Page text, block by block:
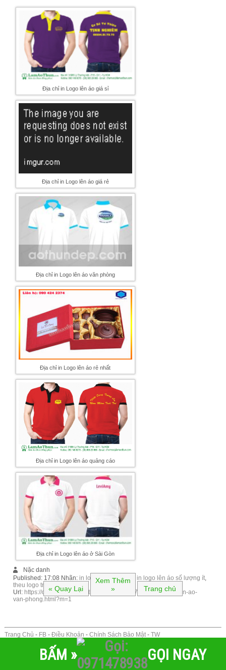
Địa chỉ in Logo lên áo giá sỉ
Địa chỉ in Logo lên áo giá rẻ
Địa chỉ in Logo lên áo văn phòng
Địa chỉ in Logo lên áo rẻ nhất
Địa chỉ in Logo lên áo quảng cáo
Địa chỉ in Logo lên áo ở Sài Gòn
Nặc danh
Published: 17:08 Nhãn: in logo lên áo giá rẻ in logo lên áo số lượng ít,
theu logo tren ao
Url: https://dongphuc.lamaothun.com/2017/07/ia-chi-in-logo-len-ao-
van-phong.html?m=1
« Quay Lại
Xem Thêm
»
Trang chủ
Trang Chủ - FB- Điều Khoản - Chính Sách Bảo Mật- TW
BẤM » GỌI NGAY